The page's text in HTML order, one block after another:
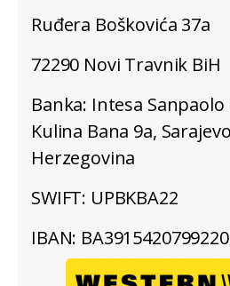
Ruđera Boškovića 37a
72290 Novi Travnik BiH
Banka: Intesa Sanpaolo
Kulina Bana 9a,
Herzegovina
SWIFT: UPBKBA22
IBAN: